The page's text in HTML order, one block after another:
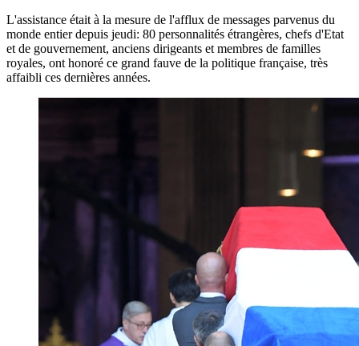
L'assistance était à la mesure de l'afflux de messages parvenus du
monde entier depuis jeudi: 80 personnalités étrangères, chefs d'Etat
et de gouvernement, anciens dirigeants et membres de familles
royales, ont honoré ce grand fauve de la politique française, très
affaibli ces dernières années.